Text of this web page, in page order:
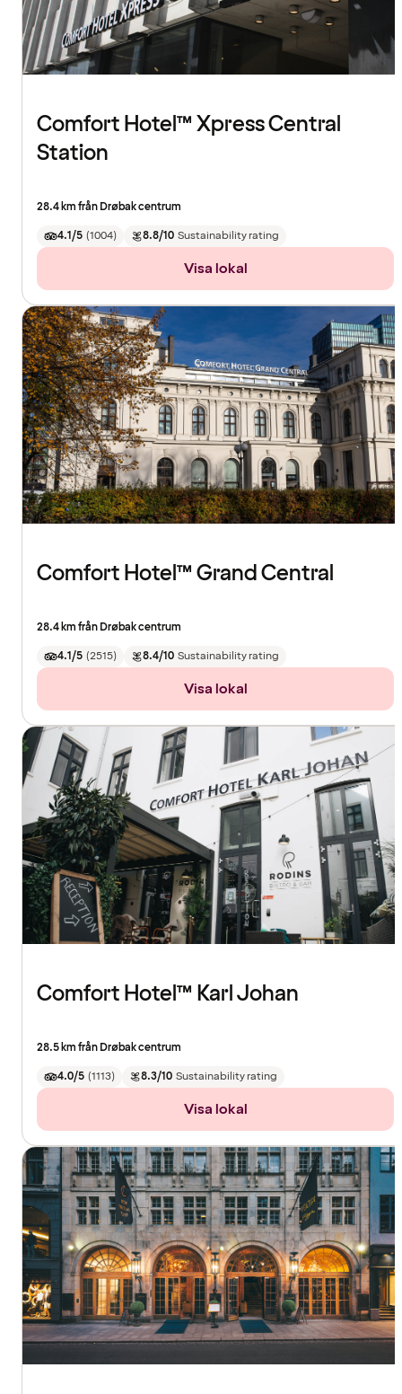
Comfort Hotel™ Xpress Central
Station
28.4 km från Drøbak centrum
4.1/5 (1004) 8.8/10 Sustainability rating
Visa lokal
Comfort Hotel™ Grand Central
28.4 km från Drøbak centrum
4.1/5 (2515) 8.4/10 Sustainability rating
Visa lokal
Comfort Hotel™ Karl Johan
28.5 km från Drøbak centrum
4.0/5 (1113) 8.3/10 Sustainability rating
Visa lokal